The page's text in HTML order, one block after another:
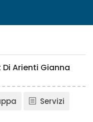
Arienti Gianna
Servizi